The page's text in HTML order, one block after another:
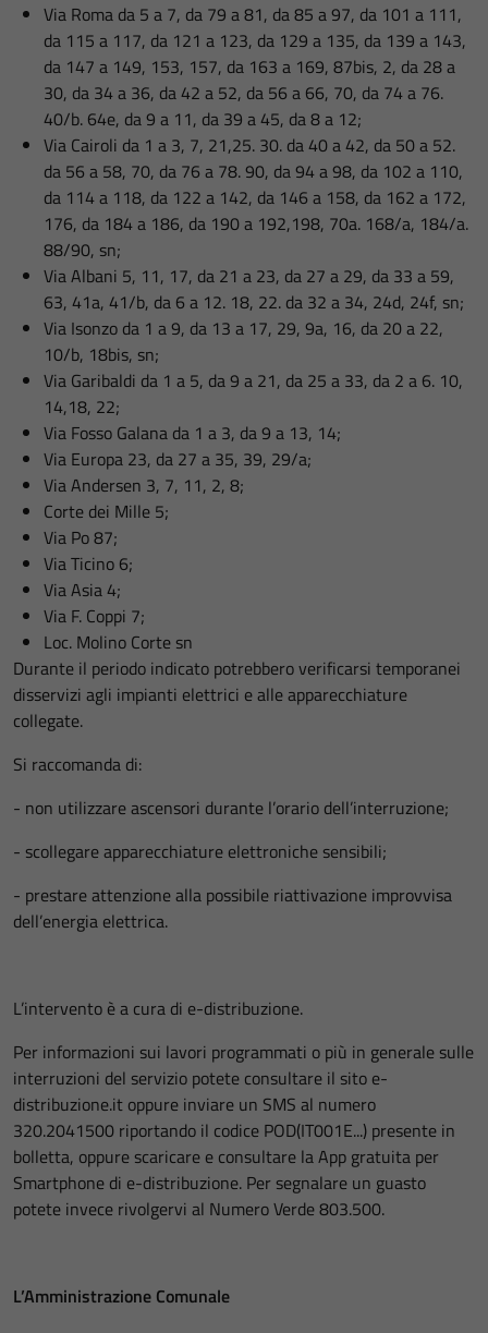
Via Roma da 5 a 7, da 79 a 81, da 85 a 97, da 101 a 111,
da 115 a 117, da 121 a 123, da 129 a 135, da 139 a 143,
da 147 a 149, 153, 157, da 163 a 169, 87bis, 2, da 28 a
30, da 34 a 36, da 42 a 52, da 56 a 66, 70, da 74 a 76.
40/b. 64e, da 9 a 11, da 39 a 45, da 8 a 12;
Via Cairoli da 1 a 3, 7, 21,25. 30. da 40 a 42, da 50 a 52.
da 56 a 58, 70, da 76 a 78. 90, da 94 a 98, da 102 a 110,
da 114 a 118, da 122 a 142, da 146 a 158, da 162 a 172,
176, da 184 a 186, da 190 a 192,198, 70a. 168/a, 184/a.
88/90, sn;
Via Albani 5, 11, 17, da 21 a 23, da 27 a 29, da 33 a 59,
63, 41a, 41/b, da 6 a 12. 18, 22. da 32 a 34, 24d, 24f, sn;
Via Isonzo da 1 a 9, da 13 a 17, 29, 9a, 16, da 20 a 22,
10/b, 18bis, sn;
Via Garibaldi da 1 a 5, da 9 a 21, da 25 a 33, da 2 a 6. 10,
14,18, 22;
Via Fosso Galana da 1 a 3, da 9 a 13, 14;
Via Europa 23, da 27 a 35, 39, 29/a;
Via Andersen 3, 7, 11, 2, 8;
Corte dei Mille 5;
Via Po 87;
Via Ticino 6;
Via Asia 4;
Via F. Coppi 7;
Loc. Molino Corte sn
Durante il periodo indicato potrebbero verificarsi temporanei
disservizi agli impianti elettrici e alle apparecchiature
collegate.
Si raccomanda di:
- non utilizzare ascensori durante l’orario dell’interruzione;
- scollegare apparecchiature elettroniche sensibili;
- prestare attenzione alla possibile riattivazione improvvisa
dell’energia elettrica.
L’intervento è a cura di e-distribuzione.
Per informazioni sui lavori programmati o più in generale sulle
interruzioni del servizio potete consultare il sito e-
distribuzione.it oppure inviare un SMS al numero
320.2041500 riportando il codice POD(IT001E...) presente in
bolletta, oppure scaricare e consultare la App gratuita per
Smartphone di e-distribuzione. Per segnalare un guasto
potete invece rivolgervi al Numero Verde 803.500.
L’Amministrazione Comunale